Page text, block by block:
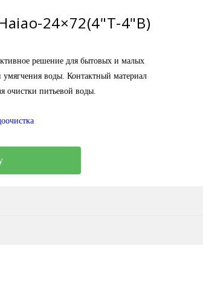
24×72(4"T-4"B)
решение для бытовых и малых
воды. Контактный материал
питьевой воды.